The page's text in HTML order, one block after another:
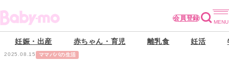
会員登録
妊娠・出産 赤ちゃん・育児 離乳食 妊活
2025.08.15 ママパパの生活